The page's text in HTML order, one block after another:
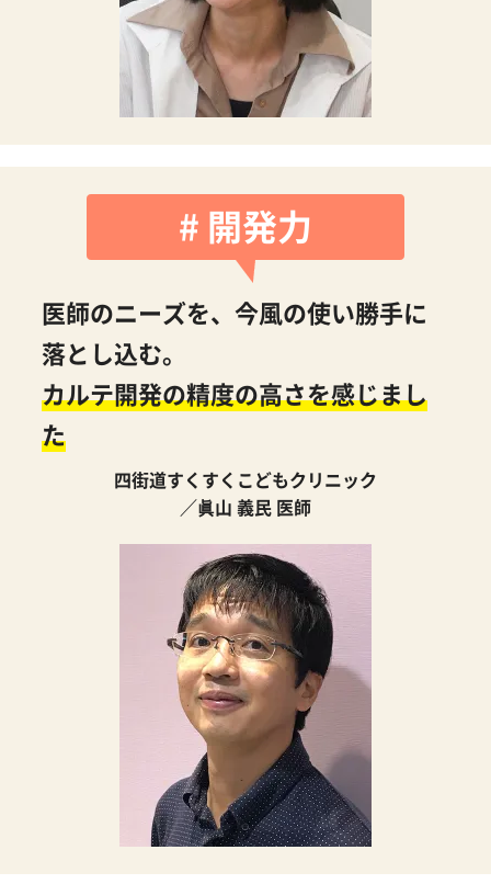
# 開発力
医師のニーズを、今風の使い勝手に
落とし込む。
カルテ開発の精度の高さを感じまし
た
四街道すくすくこどもクリニック
／眞山 義民 医師